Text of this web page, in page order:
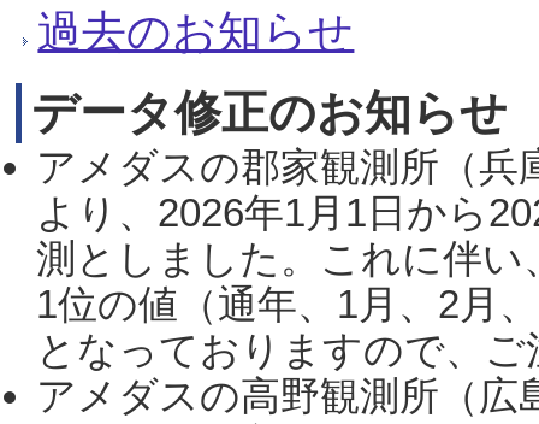
過去のお知らせ
データ修正のお知らせ
アメダスの郡家観測所（
より、2026年1月1日から
測としました。これに伴い
1位の値（通年、1月、2月
となっておりますので、
アメダスの高野観測所（